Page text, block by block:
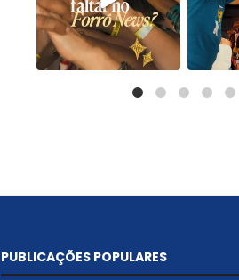
PUBLICAÇÕES POPULARES